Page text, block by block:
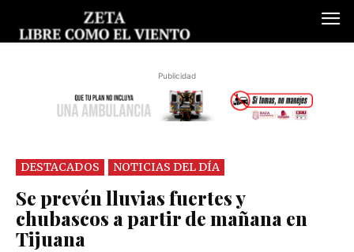
Publicidad
DESTACADOS NOTICIAS DEL DÍA
Se prevén lluvias fuertes y
chubascos a partir de mañana en
Tijuana